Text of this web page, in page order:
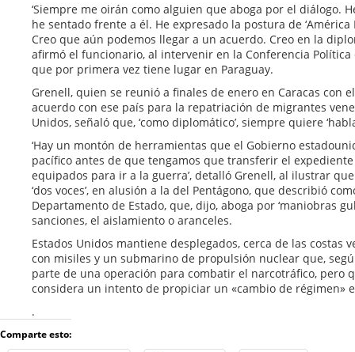
‘Siempre me oirán como alguien que aboga por el diálogo.
he sentado frente a él. He expresado la postura de
Creo que aún podemos llegar a un acuerdo. Creo en la
afirmó el funcionario, al intervenir en la Conferencia Política
que por primera vez tiene lugar en Paraguay.
Grenell, quien se reunió a finales de enero en Caracas con
acuerdo con ese país para la repatriación de migrantes
Unidos, señaló que, ‘como diplomático’, siempre quiere
‘Hay un montón de herramientas que el Gobierno
pacífico antes de que tengamos que transferir el
equipados para ir a la guerra’, detalló Grenell, al ilustrar
‘dos voces’, en alusión a la del Pentágono, que describió
Departamento de Estado, que, dijo, aboga por ‘maniobras
sanciones, el aislamiento o aranceles.
Estados Unidos mantiene desplegados, cerca de las costas
con misiles y un submarino de propulsión nuclear que,
parte de una operación para combatir el narcotráfico, pero
considera un intento de propiciar un «cambio de régimen»
.
Comparte esto: